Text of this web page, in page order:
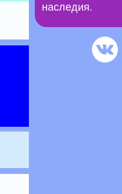
наследия.